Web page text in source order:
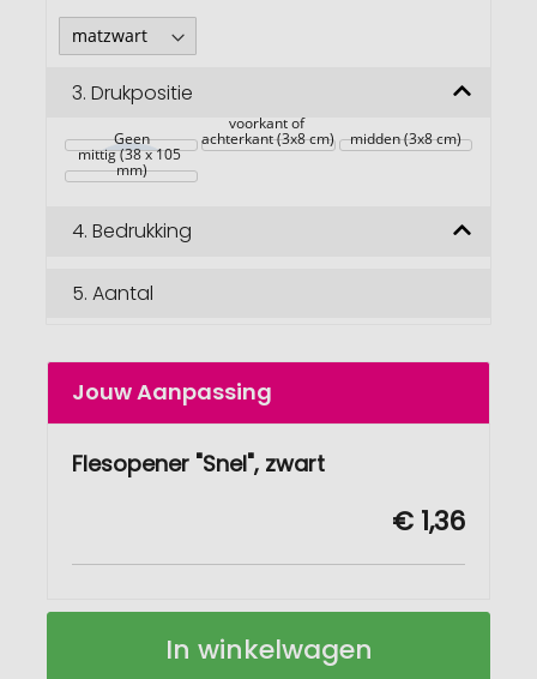
3. Drukpositie
Geen
voorkant of
achterkant (3x8 cm) midden (3x8 cm)
mittig (38 x 105
mm)
4. Bedrukking
5. Aantal
Jouw Aanpassing
Flesopener "Snel", zwart
€ 1,36
In winkelwagen